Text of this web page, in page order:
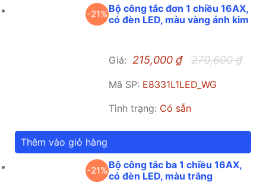
-21%Bộ công tắc đơn 1 chiều 16AX,
có đèn LED, màu vàng ánh kim
Giá: 215,000₫ 270,600₫
Mã SP: E8331L1LED_WG
Tình trạng: Có sẵn
Thêm vào giỏ hàng
-21%Bộ công tắc ba 1 chiều 16AX,
có đèn LED, màu trắng